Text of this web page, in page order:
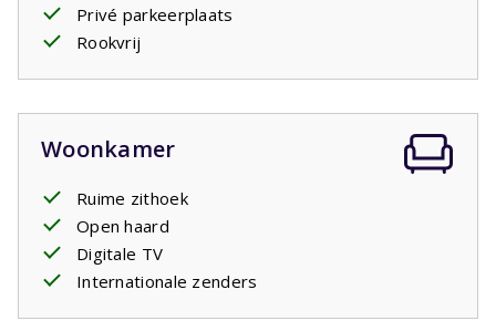
Privé parkeerplaats
Rookvrij
Woonkamer
Ruime zithoek
Open haard
Digitale TV
Internationale zenders